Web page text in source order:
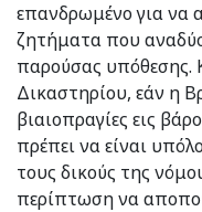
επανδρωμένο για να
ζητήματα που
παρούσας
Δικαστηρίου, εάν η
βιαιοπραγίες εις
πρέπει να είναι
τους δικούς της
περίπτωση να